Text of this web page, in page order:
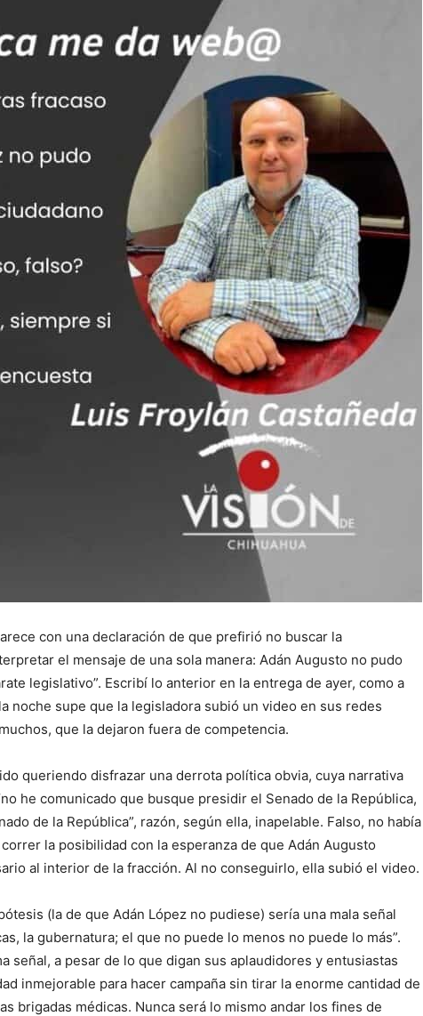
Chihuahua
con una declaración de que prefirió no buscar la
el mensaje de una sola manera: Adán Augusto no pudo
legislativo”. Escribí lo anterior en la entrega de ayer, como a
noche supe que la legisladora subió un video en sus redes
que la dejaron fuera de competencia.
queriendo disfrazar una derrota política obvia, cuya narrativa
he comunicado que busque presidir el Senado de la República,
de la República”, razón, según ella, inapelable. Falso, no había
la posibilidad con la esperanza de que Adán Augusto
al interior de la fracción. Al no conseguirlo, ella subió el video.
(la de que Adán López no pudiese) sería una mala señal
la gubernatura; el que no puede lo menos no puede lo más”.
señal, a pesar de lo que digan sus aplaudidores y entusiastas
inmejorable para hacer campaña sin tirar la enorme cantidad de
brigadas médicas. Nunca será lo mismo andar los fines de